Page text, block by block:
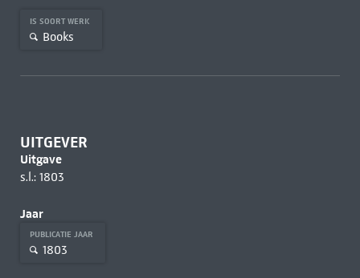
IS SOORT WERK
Books
UITGEVER
Uitgave
s.l.: 1803
Jaar
PUBLICATIE JAAR
1803